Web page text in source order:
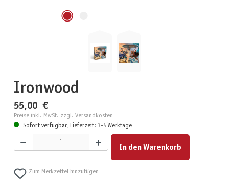
Ironwood
55,00 €
Preise inkl. MwSt. zzgl. Versandkosten
Sofort verfügbar, Lieferzeit: 3-5 Werktage
Produkt Anzahl: Gib den gewünschten Wert ein oder benutze die Schaltflächen um die Anzahl zu
In den Warenkorb
Zum Merkzettel hinzufügen